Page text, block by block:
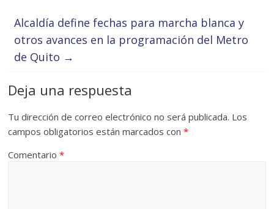
Alcaldía define fechas para marcha blanca y
otros avances en la programación del Metro
de Quito →
Deja una respuesta
Tu dirección de correo electrónico no será publicada. Los
campos obligatorios están marcados con*
Comentario*